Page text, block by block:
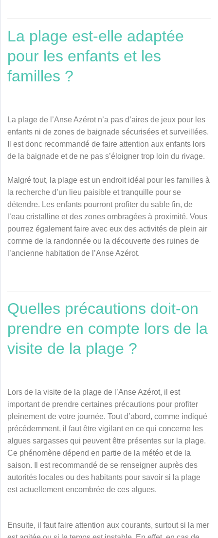
La plage est-elle adaptée
pour les enfants et les
familles ?
La plage de l’Anse Azérot n’a pas d’aires de jeux pour les
enfants ni de zones de baignade sécurisées et surveillées.
Il est donc recommandé de faire attention aux enfants lors
de la baignade et de ne pas s’éloigner trop loin du rivage.
Malgré tout, la plage est un endroit idéal pour les familles à
la recherche d’un lieu paisible et tranquille pour se
détendre. Les enfants pourront profiter du sable fin, de
l’eau cristalline et des zones ombragées à proximité. Vous
pourrez également faire avec eux des activités de plein air
comme de la randonnée ou la découverte des ruines de
l’ancienne habitation de l’Anse Azérot.
Quelles précautions doit-on
prendre en compte lors de la
visite de la plage ?
Lors de la visite de la plage de l’Anse Azérot, il est
important de prendre certaines précautions pour profiter
pleinement de votre journée. Tout d’abord, comme indiqué
précédemment, il faut être vigilant en ce qui concerne les
algues sargasses qui peuvent être présentes sur la plage.
Ce phénomène dépend en partie de la météo et de la
saison. Il est recommandé de se renseigner auprès des
autorités locales ou des habitants pour savoir si la plage
est actuellement encombrée de ces algues.
Ensuite, il faut faire attention aux courants, surtout si la mer